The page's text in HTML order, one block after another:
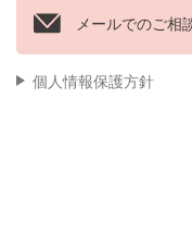
メールでのご相
個人情報保護方針